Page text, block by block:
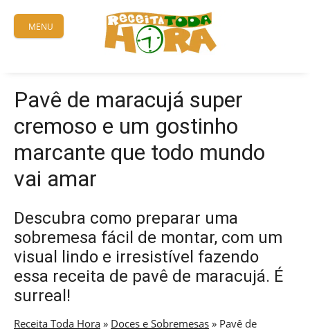
content
MENU
Pavê de maracujá super
cremoso e um gostinho
marcante que todo mundo
vai amar
Descubra como preparar uma
sobremesa fácil de montar, com um
visual lindo e irresistível fazendo
essa receita de pavê de maracujá. É
surreal!
Receita Toda Hora » Doces e Sobremesas » Pavê de